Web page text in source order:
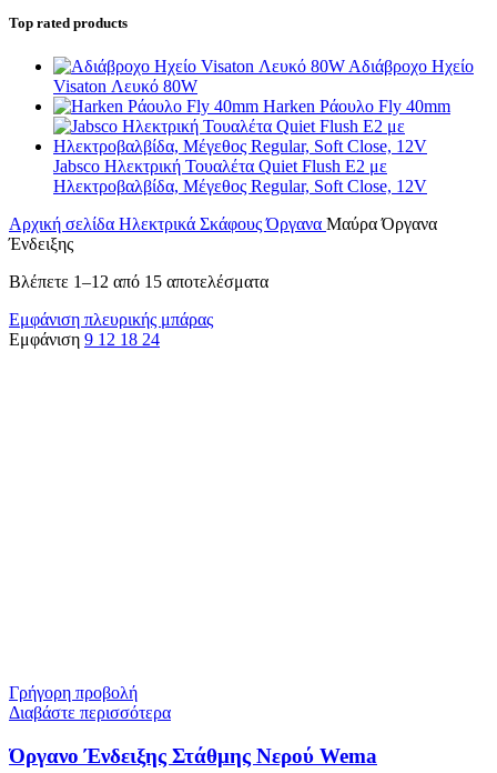
Top rated products
Αδιάβροχo Ηχείo
Visaton Λευκό 80W
Harken Ράουλο Fly 40mm
Jabsco Ηλεκτρική Τουαλέτα Quiet Flush E2 με
Ηλεκτροβαλβίδα, Μέγεθος Regular, Soft Close, 12V
Αρχική σελίδα Ηλεκτρικά ΣκάφουςΌργανα Μαύρα Όργανα
Ένδειξης
Βλέπετε 1–12 από 15 αποτελέσματα
Εμφάνιση πλευρικής μπάρας
Εμφάνιση 9 12 18 24
Γρήγορη προβολή
Διαβάστε περισσότερα
Όργανο Ένδειξης Στάθμης Νερού Wema